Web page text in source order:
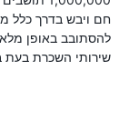
חם ויבש בדרך כלל
להסתובב באופן
שירותי השכרת בעת